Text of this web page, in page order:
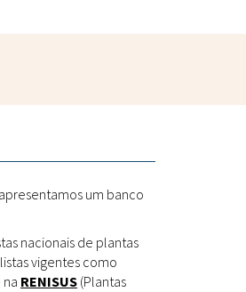
um banco
nacionais de plantas
vigentes como
RENISUS (Plantas